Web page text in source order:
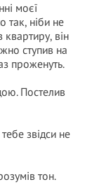
моєї
так, ніби не
квартиру, він
ступив на
проженуть.
Постелив
звідси не
тон.